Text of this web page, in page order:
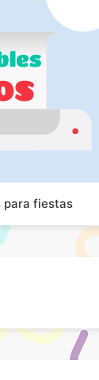
Juegos.
para fiestas